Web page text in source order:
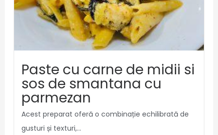
Paste cu carne de midii si
sos de smantana cu
parmezan
Acest preparat oferă o combinație echilibrată de
gusturi și texturi,...